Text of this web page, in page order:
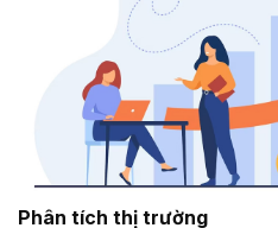
Phân tích thị trường